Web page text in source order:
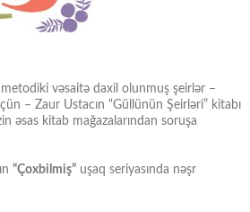
vəsaitə daxil olunmuş şeirlər –
– Zaur Ustacın “Güllünün Şeirləri” kitabı
əsas kitab mağazalarından soruşa
“Çoxbilmiş” uşaq seriyasında nəşr